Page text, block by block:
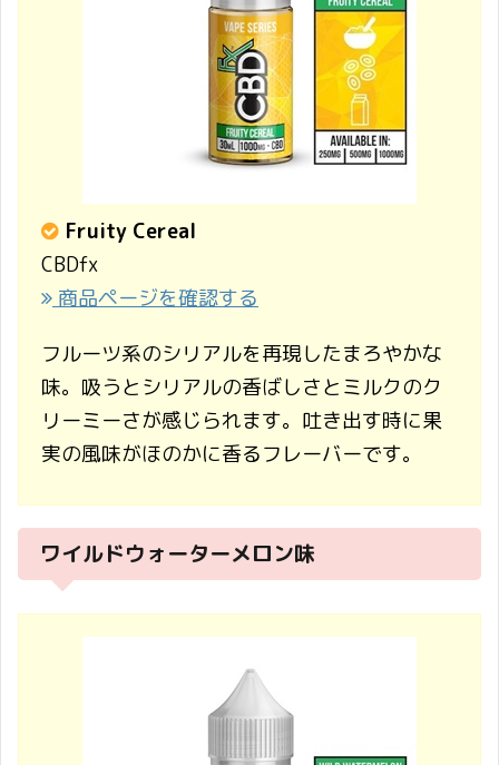
Fruity Cereal
CBDfx
商品ページを確認する
フルーツ系のシリアルを再現したまろやかな
味。吸うとシリアルの香ばしさとミルクのク
リーミーさが感じられます。吐き出す時に果
実の風味がほのかに香るフレーバーです。
ワイルドウォーターメロン味